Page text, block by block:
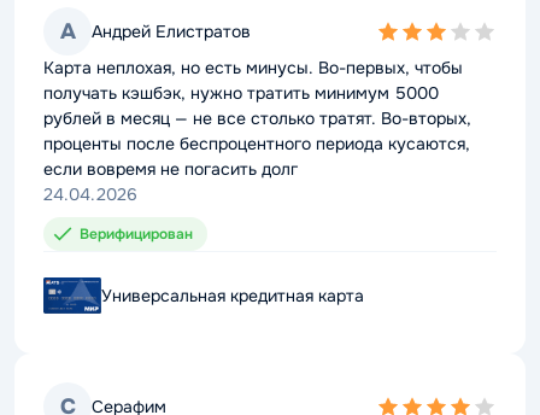
А Андрей Елистратов
3,0
rating
Карта неплохая, но есть минусы. Во-первых, чтобы
получать кэшбэк, нужно тратить минимум 5000
рублей в месяц — не все столько тратят. Во-вторых,
проценты после беспроцентного периода кусаются,
если вовремя не погасить долг
24.04.2026
Верифицирован
Универсальная кредитная карта
С Серафим
А Андрей Елистратов
3,0
rating
Карта неплохая, но есть минусы. Во-первых, чтобы
получать кэшбэк, нужно тратить минимум 5000
рублей в месяц — не все столько тратят. Во-вторых,
проценты после беспроцентного периода кусаются,
если вовремя не погасить долг
24.04.2026
Верифицирован
Универсальная кредитная карта
С Серафим